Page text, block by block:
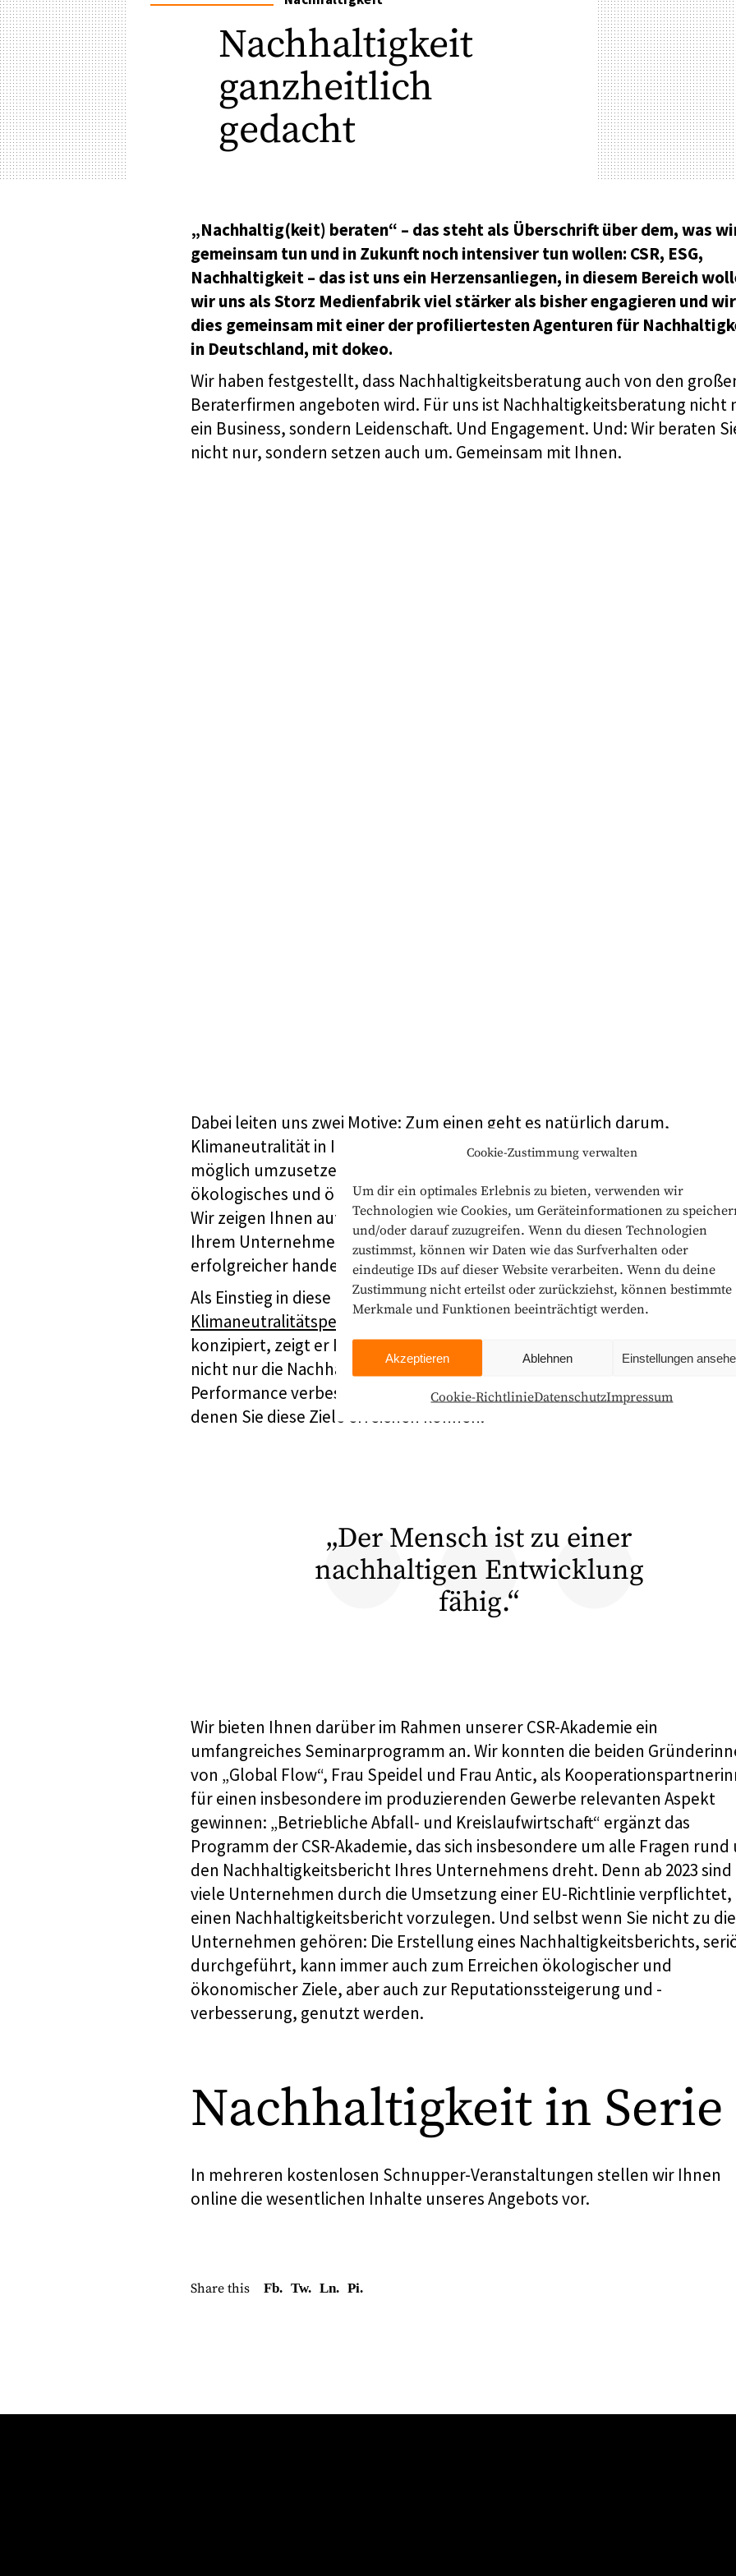
Cookie-Zustimmung verwalten
Um dir ein optimales Erlebnis zu bieten, verwenden wir
Technologien wie Cookies, um Geräteinformationen zu
und/oder darauf zuzugreifen. Wenn du diesen Technologien
zustimmst, können wir Daten wie das Surfverhalten oder
eindeutige IDs auf dieser Website verarbeiten. Wenn du deine
Zustimmung nicht erteilst oder zurückziehst, können bestimmte
Merkmale und Funktionen beeinträchtigt werden.
Akzeptieren Ablehnen Einstellungen
Cookie-RichtlinieDatenschutzImpressum
Nachhaltigkeit
ganzheitlich
gedacht
„Nachhaltig(keit) beraten“ – das steht als Überschrift über dem, was
gemeinsam tun und in Zukunft noch intensiver tun wollen: CSR, ESG,
Nachhaltigkeit – das ist uns ein Herzensanliegen, in diesem Bereich
wir uns als Storz Medienfabrik viel stärker als bisher engagieren und
dies gemeinsam mit einer der profiliertesten Agenturen für
in Deutschland, mit dokeo.
Wir haben festgestellt, dass Nachhaltigkeitsberatung auch von den
Beraterfirmen angeboten wird. Für uns ist Nachhaltigkeitsberatung nicht
ein Business, sondern Leidenschaft. Und Engagement. Und: Wir beraten
nicht nur, sondern setzen auch um. Gemeinsam mit Ihnen.
Dabei leiten uns zwei Motive: Zum einen geht es natürlich darum,
Klimaneutralität in Ihrem Unternehmen/in Ihrer Institution so weit wie
möglich umzusetzen. Zum anderen aber ist für uns auch klar, dass sich
ökologisches und ökonomisches Handeln nicht ausschließen – im
Wir zeigen Ihnen auf, dass Sie mit der Durchsetzung von Nachhaltigkeit in
Ihrem Unternehmen/in Ihrer Institution Geld sparen und somit
erfolgreicher handeln können.
Als Einstieg in diese Diskussion bieten wir Ihnen unseren„Quick-Check
Klimaneutralitätsperformance“an. Als Steuerungstool für Entscheider
konzipiert, zeigt er Ihnen die Schwachstellen auf, durch deren Beseitigung
nicht nur die Nachhaltigkeitsperformance, sondern auch die
Performance verbessert wird. Und er zeigt Ihnen die Stellschrauben, mit
denen Sie diese Ziele erreichen können.
„Der Mensch ist zu einer
nachhaltigen Entwicklung
fähig.“
Wir bieten Ihnen darüber im Rahmen unserer CSR-Akademie ein
umfangreiches Seminarprogramm an. Wir konnten die beiden
von „Global Flow“, Frau Speidel und Frau Antic, als
für einen insbesondere im produzierenden Gewerbe relevanten Aspekt
gewinnen: „Betriebliche Abfall- und Kreislaufwirtschaft“ ergänzt das
Programm der CSR-Akademie, das sich insbesondere um alle Fragen rund
den Nachhaltigkeitsbericht Ihres Unternehmens dreht. Denn ab 2023 sind
viele Unternehmen durch die Umsetzung einer EU-Richtlinie verpflichtet,
einen Nachhaltigkeitsbericht vorzulegen. Und selbst wenn Sie nicht zu
Unternehmen gehören: Die Erstellung eines Nachhaltigkeitsberichts,
durchgeführt, kann immer auch zum Erreichen ökologischer und
ökonomischer Ziele, aber auch zur Reputationssteigerung und -
verbesserung, genutzt werden.
Nachhaltigkeit in Serie
In mehreren kostenlosen Schnupper-Veranstaltungen stellen wir Ihnen
online die wesentlichen Inhalte unseres Angebots vor.
Share this Fb. Tw. Ln. Pi.